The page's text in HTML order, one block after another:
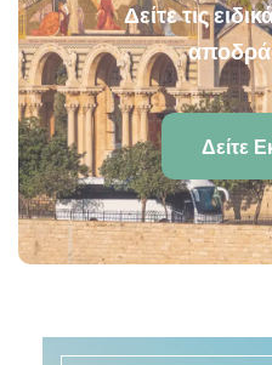
Δείτε τις
Δείτε